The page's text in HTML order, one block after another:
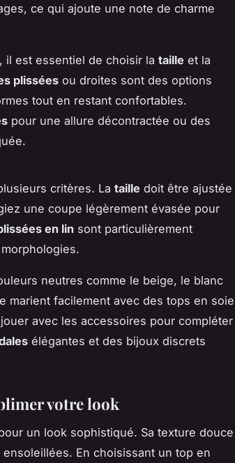
ce qui ajoute une note de charme
il est essentiel de choisir la taille et la
plissées ou droites sont des options
tout en restant confortables.
pour une allure décontractée ou des
critères. La taille doit être ajustée
une coupe légèrement évasée pour
en lin sont particulièrement
neutres comme le beige, le blanc
marient facilement avec des tops en soie
avec les accessoires pour compléter
élégantes et des bijoux discrets
votre look
un look sophistiqué. Sa texture douce
En choisissant un top en